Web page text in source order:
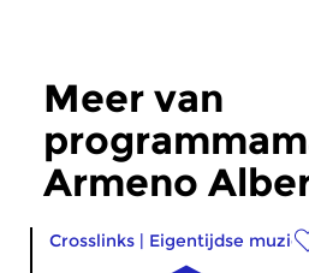
Meer van
Armeno
Crosslinks | Eigentijdse muziek